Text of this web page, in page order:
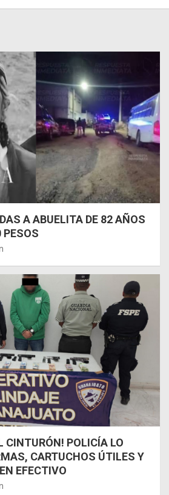
A ABUELITA DE 82 AÑOS
PESOS
CINTURÓN! POLICÍA LO
CARTUCHOS ÚTILES Y
EFECTIVO